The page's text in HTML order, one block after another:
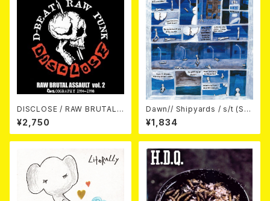
DISCLOSE / RAW BRUTAL
ASSAULT Vol.2 : DISCOGR
APHY 1994-1998 (2CD)
¥2,750
Dawn// Shipyards / s/t (Spl
it) LP＋CD
¥1,834